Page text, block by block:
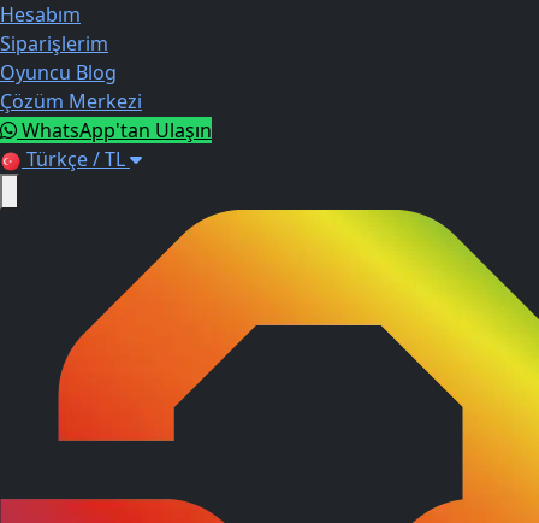
Hesabım
Siparişlerim
Oyuncu Blog
Çözüm Merkezi
WhatsApp'tan Ulaşın
Türkçe / TL